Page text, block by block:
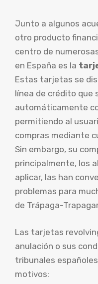
Junto a algunos
otro producto
centro de
en España es la
Estas tarjetas se
línea de crédito que
automáticamente
permitiendo al
compras mediante
Sin embargo, su
principalmente, los
aplicar, las han
problemas para
de Trápaga-
Las tarjetas
anulación o sus
tribunales
motivos: